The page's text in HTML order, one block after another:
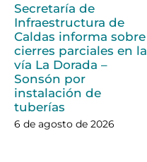
Secretaría de
Infraestructura de
Caldas informa sobre
cierres parciales en la
vía La Dorada –
Sonsón por
instalación de
tuberías
6 de agosto de 2026